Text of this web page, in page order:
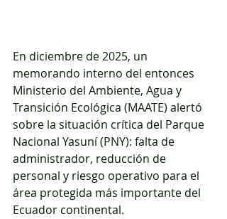
En diciembre de 2025, un
memorando interno del entonces
Ministerio del Ambiente, Agua y
Transición Ecológica (MAATE) alertó
sobre la situación crítica del Parque
Nacional Yasuní (PNY): falta de
administrador, reducción de
personal y riesgo operativo para el
área protegida más importante del
Ecuador continental.